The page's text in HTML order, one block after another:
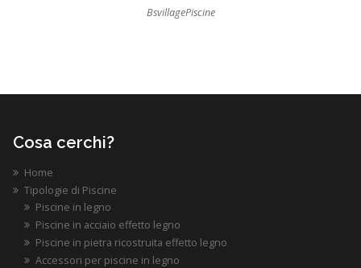
BsvillagePiscine
Cosa cerchi?
Home
Tipologie di Piscine
Piscine in legno
Piscine in acciaio effetto legno
Piscine in pietra ricostruita effetto legno
Accessori per piscine in legno